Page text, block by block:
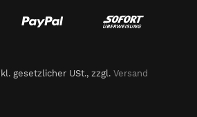
gesetzlicher USt., zzgl. Versand